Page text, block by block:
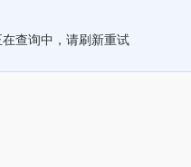
在查询中，请刷新重试